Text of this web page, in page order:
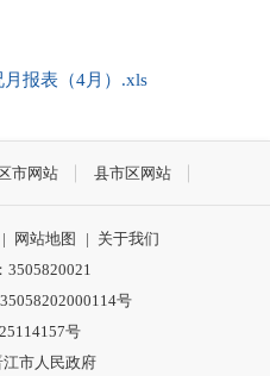
报表（4月）.xls
市网站 县市区网站
| 网站地图 | 关于我们
3505820021
号
号
江市人民政府